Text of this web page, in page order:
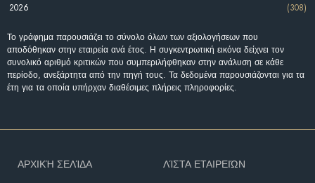
2026
(308)
Το γράφημα παρουσιάζει το σύνολο όλων των αξιολογήσεων που
αποδόθηκαν στην εταιρεία ανά έτος. Η συγκεντρωτική εικόνα δείχνει τον
συνολικό αριθμό κριτικών που συμπεριλήφθηκαν στην ανάλυση σε κάθε
περίοδο, ανεξάρτητα από την πηγή τους. Τα δεδομένα παρουσιάζονται για τα
έτη για τα οποία υπήρχαν διαθέσιμες πλήρεις πληροφορίες.
ΑΡΧΙΚΉ ΣΕΛΊΔΑ
ΛΊΣΤΑ ΕΤΑΙΡΕΙΏΝ